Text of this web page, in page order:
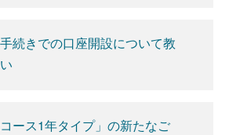
続きでの口座開設について教
コース1年タイプ」の新たなご